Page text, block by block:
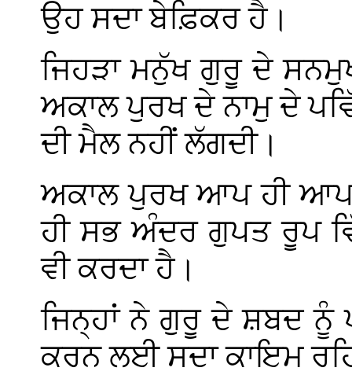
ਉਹ ਸਦਾ ਬੇਫ਼ਿਕਰ ਹੈ।
ਜਿਹੜਾ ਮਨੁੱਖ ਗੁਰੂ ਦੇ
ਅਕਾਲ ਪੁਰਖ ਦੇ ਨਾਮੁ ਦੇ
ਦੀ ਮੈਲ ਨਹੀਂ ਲੱਗਦੀ।
ਅਕਾਲ ਪੁਰਖ ਆਪ ਹੀ
ਹੀ ਸਭ ਅੰਦਰ ਗੁਪਤ ਰੂਪ
ਵੀ ਕਰਦਾ ਹੈ।
ਜਿਨ੍ਹਾਂ ਨੇ ਗੁਰੂ ਦੇ ਸ਼ਬਦ ਨੂੰ
ਕਰਨ ਲਈ ਸਦਾ ਕਾਇਮ